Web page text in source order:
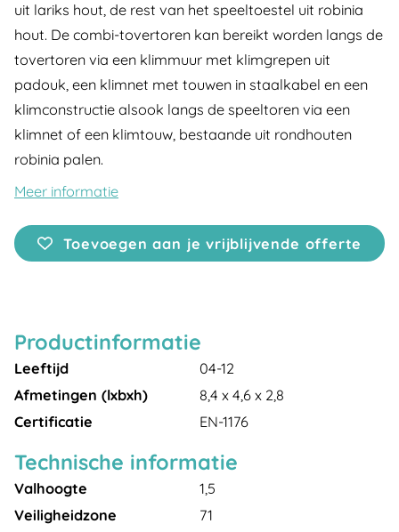
uit lariks hout, de rest van het speeltoestel uit robinia
hout. De combi-tovertoren kan bereikt worden langs de
tovertoren via een klimmuur met klimgrepen uit
padouk, een klimnet met touwen in staalkabel en een
klimconstructie alsook langs de speeltoren via een
klimnet of een klimtouw, bestaande uit rondhouten
robinia palen.
Meer informatie
Toevoegen aan je vrijblijvende offerte
Productinformatie
Leeftijd
04-12
Afmetingen (lxbxh)
8,4 x 4,6 x 2,8
Certificatie
EN-1176
Technische informatie
Valhoogte
1,5
Veiligheidzone
71